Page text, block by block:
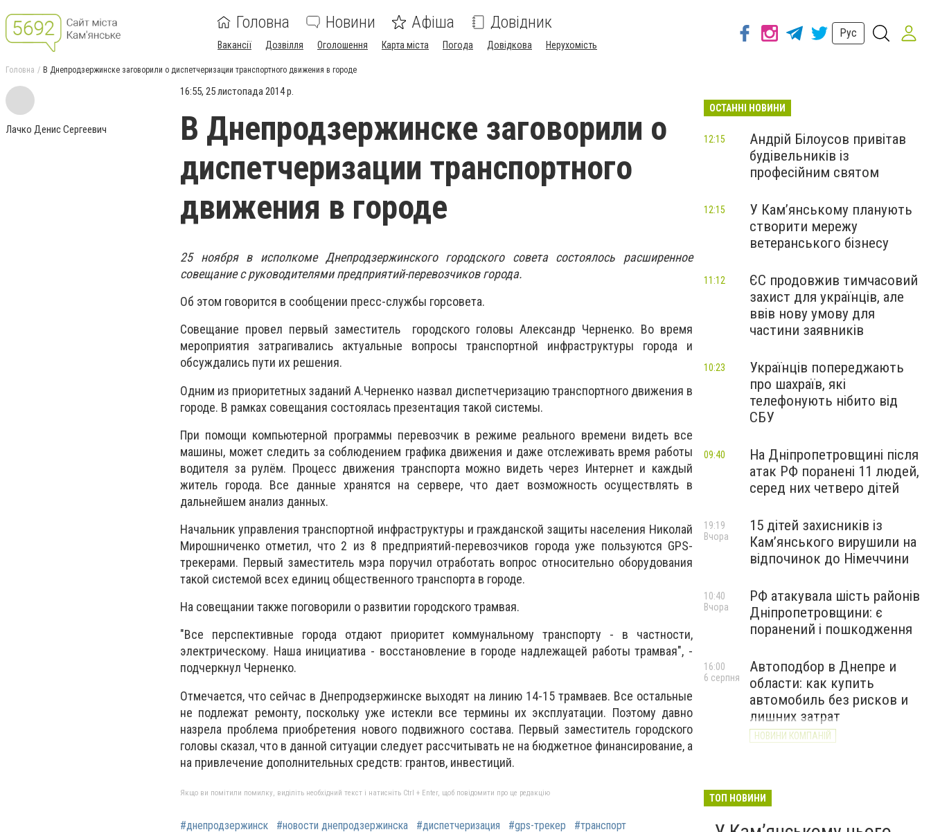
Головна Новини Афіша Довідник
Вакансії Дозвілля Оголошення Карта міста Погода Довідкова Нерухомість
Рус
Головна В Днепродзержинске заговорили о диспетчеризации транспортного движения в городе
Лачко Денис Сергеевич
16:55, 25 листопада 2014 р.
В Днепродзержинске заговорили о
диспетчеризации транспортного
движения в городе
25 ноября в исполкоме Днепродзержинского городского совета состоялось расширенное
совещание с руководителями предприятий-перевозчиков города.
Об этом говорится в сообщении пресс-службы горсовета.
Совещание провел первый заместитель городского головы Александр Черненко. Во время
мероприятия затрагивались актуальные вопросы транспортной инфраструктуры города и
обсуждались пути их решения.
Одним из приоритетных заданий А.Черненко назвал диспетчеризацию транспортного движения в
городе. В рамках совещания состоялась презентация такой системы.
При помощи компьютерной программы перевозчик в режиме реального времени видеть все
машины, может следить за соблюдением графика движения и даже отслеживать время работы
водителя за рулём. Процесс движения транспорта можно видеть через Интернет и каждый
житель города. Все данные хранятся на сервере, что дает возможность осуществлять в
дальнейшем анализ данных.
Начальник управления транспортной инфраструктуры и гражданской защиты населения Николай
Мирошниченко отметил, что 2 из 8 предприятий-перевозчиков города уже пользуются GPS-
трекерами. Первый заместитель мэра поручил отработать вопрос относительно оборудования
такой системой всех единиц общественного транспорта в городе.
На совещании также поговорили о развитии городского трамвая.
"Все перспективные города отдают приоритет коммунальному транспорту - в частности,
электрическому. Наша инициатива - восстановление в городе надлежащей работы трамвая", -
подчеркнул Черненко.
Отмечается, что сейчас в Днепродзержинске выходят на линию 14-15 трамваев. Все остальные
не подлежат ремонту, поскольку уже истекли все термины их эксплуатации. Поэтому давно
назрела проблема приобретения нового подвижного состава. Первый заместитель городского
головы сказал, что в данной ситуации следует рассчитывать не на бюджетное финансирование, а
на привлечение дополнительных средств: грантов, инвестиций.
Якщо ви помітили помилку, виділіть необхідний текст і натисніть Ctrl + Enter, щоб повідомити про це редакцію
#днепродзержинск #новости днепродзержинска #диспетчеризация #gps-трекер
#транспорт
ОСТАННІ НОВИНИ
Андрій Білоусов привітав
будівельників із
професійним святом
12:15
У Кам’янському планують
створити мережу
ветеранського бізнесу
12:15
ЄС продовжив тимчасовий
захист для українців, але
ввів нову умову для
частини заявників
11:12
Українців попереджають
про шахраїв, які
телефонують нібито від
СБУ
10:23
На Дніпропетровщині після
атак РФ поранені 11 людей,
серед них четверо дітей
09:40
15 дітей захисників із
Кам’янського вирушили на
відпочинок до Німеччини
19:19
Вчора
РФ атакувала шість районів
Дніпропетровщини: є
поранений і пошкодження
10:40
Вчора
Автоподбор в Днепре и
области: как купить
автомобиль без рисков и
лишних затрат
НОВИНИ КОМПАНІЙ
16:00
6 серпня
ТОП НОВИНИ